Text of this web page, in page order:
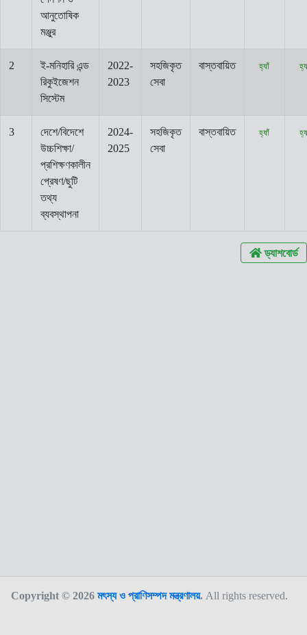
আনুতোষিক
মঞ্জুর
2
ই-মনিহারি এন্ড
রিকুইজেশন
সিস্টেম
2022-
2023
সহজিকৃত
সেবা
বাস্তবায়িত হ্যাঁ
3
দেশে/বিদেশে
উচ্চশিক্ষা/
প্রশিক্ষণকালীন
প্রেষণ/ছুটি
তথ্য
ব্যবস্থাপনা
2024-
2025
সহজিকৃত
সেবা
বাস্তবায়িত হ্যাঁ
ড্যাশবোর্ড
Copyright © 2026 মৎস্য ও প্রাণিসম্পদ মন্ত্রণালয়. All rights reserved.